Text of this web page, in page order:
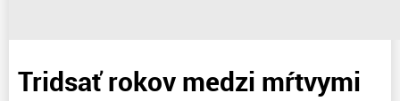
Tridsať rokov medzi mŕtvymi